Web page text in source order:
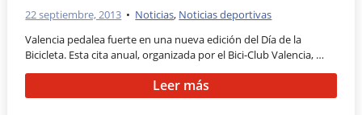
22 septiembre, 2013 • Noticias, Noticias deportivas
Valencia pedalea fuerte en una nueva edición del Día de la
Bicicleta. Esta cita anual, organizada por el Bici-Club Valencia, …
Leer más